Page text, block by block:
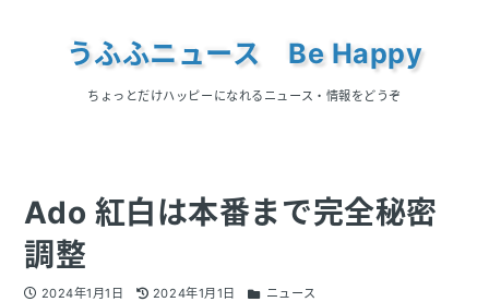
うふふニュース Be Happy
ちょっとだけハッピーになれるニュース・情報をどうぞ
Ado 紅白は本番まで完全秘密
調整
2024年1月1日 2024年1月1日 ニュース